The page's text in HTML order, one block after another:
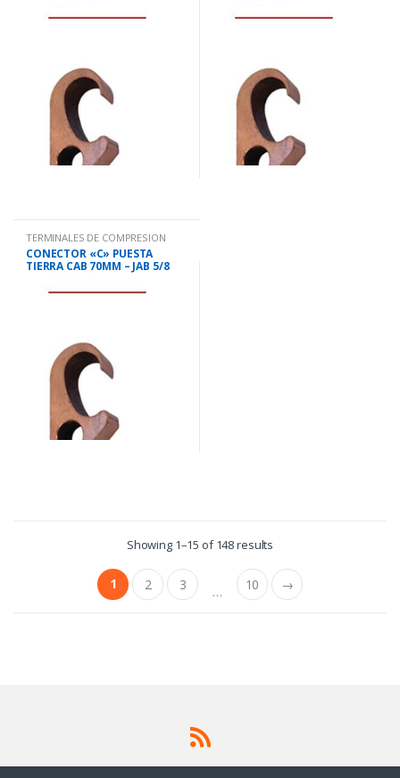
TERMINALES DE COMPRESION
CONECTOR «C» PUESTA
TIERRA CAB 70MM – JAB 5/8
Showing 1–15 of 148 results
1 2 3 … 10 →